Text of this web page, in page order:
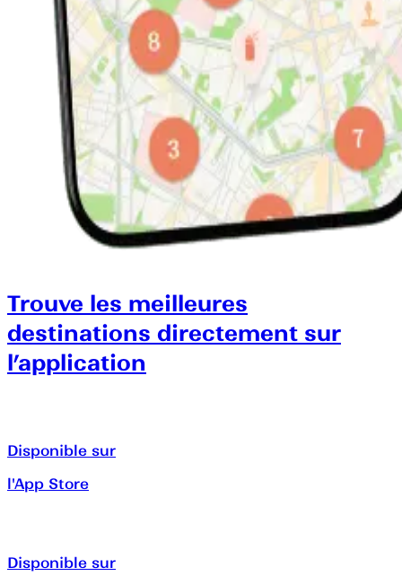
Trouve les meilleures
destinations directement sur
l’application
Disponible sur
l'App Store
Disponible sur